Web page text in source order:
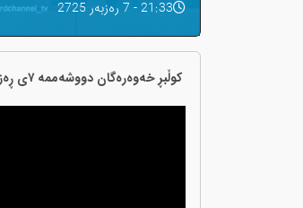
21:33 - 7 رەزبەر 2725
کوڵبڕ خەوەرەگان دووشەممە ٧ی ڕەزبەر